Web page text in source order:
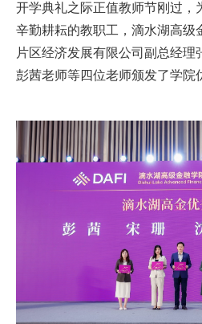
开学典礼之际正值教师节刚过，
辛勤耕耘的教职工，滴水湖高级
片区经济发展有限公司副总经理
彭茜老师等四位老师颁发了学院